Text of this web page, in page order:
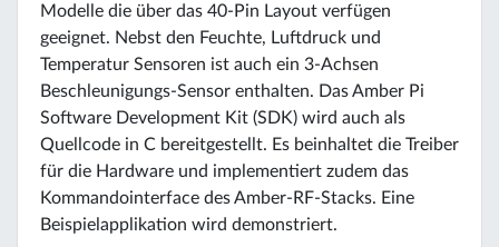
Modelle die über das 40-Pin Layout verfügen
geeignet. Nebst den Feuchte, Luftdruck und
Temperatur Sensoren ist auch ein 3-Achsen
Beschleunigungs-Sensor enthalten. Das Amber Pi
Software Development Kit (SDK) wird auch als
Quellcode in C bereitgestellt. Es beinhaltet die Treiber
für die Hardware und implementiert zudem das
Kommandointerface des Amber-RF-Stacks. Eine
Beispielapplikation wird demonstriert.